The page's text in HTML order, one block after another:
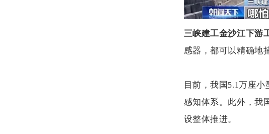
三峡建工金沙江下游
感器，都可以精确地
目前，我国 5.1万座小
感知体系。此外，我
设整体推进。